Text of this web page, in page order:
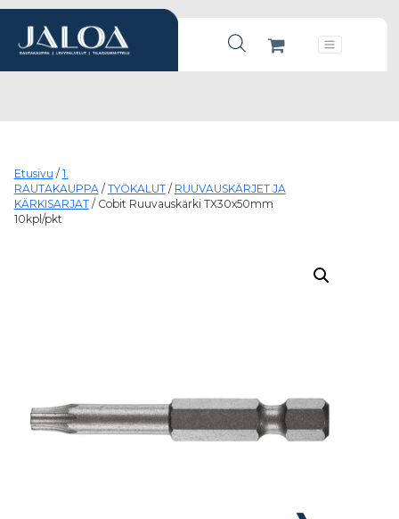
Products search
Päävalikko
Etusivu / 1.
RAUTAKAUPPA/ TYÖKALUT/ RUUVAUSKÄRJET JA
KÄRKISARJAT/ Cobit Ruuvauskärki TX30x50mm
10kpl/pkt